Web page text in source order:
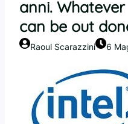
anni.
can be out
Raoul Scarazzini 6